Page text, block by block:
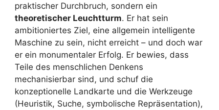
praktischer Durchbruch, sondern ein
theoretischer Leuchtturm. Er hat sein
ambitioniertes Ziel, eine allgemein intelligente
Maschine zu sein, nicht erreicht – und doch war
er ein monumentaler Erfolg. Er bewies, dass
Teile des menschlichen Denkens
mechanisierbar sind, und schuf die
konzeptionelle Landkarte und die Werkzeuge
(Heuristik, Suche, symbolische Repräsentation),